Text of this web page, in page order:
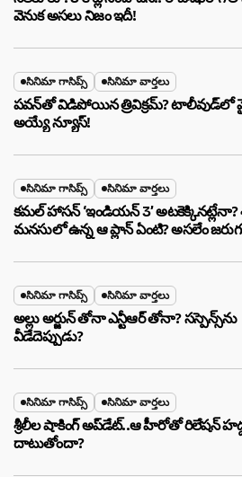
వెనుక అసలు నిజం ఇదీ!
సినిమా గాసిప్స్ సినిమా వార్తలు
పవన్‌తో విడిపోయిన త్రివిక్రమ్? టాలీవుడ్‌లో
అయ్యే న్యూస్!
సినిమా గాసిప్స్ సినిమా వార్తలు
కమల్ హాసన్ ‘ఇండియన్ 3’ అటకెక్కినట్లేనా?
మనసులో ఉన్న ఆ ప్లాన్ ఏంటి? అసలేం
సినిమా గాసిప్స్ సినిమా వార్తలు
అల్లు అర్జున్ తోనా ఎన్టీఆర్ తోనా? సస్పెన్స్‌ను
వీడేదెప్పుడు?
సినిమా గాసిప్స్ సినిమా వార్తలు
శ్రీలీల షాకింగ్ అప్‌డేట్..ఆ హీరోతో రిలేషన్
దాటుతోందా?